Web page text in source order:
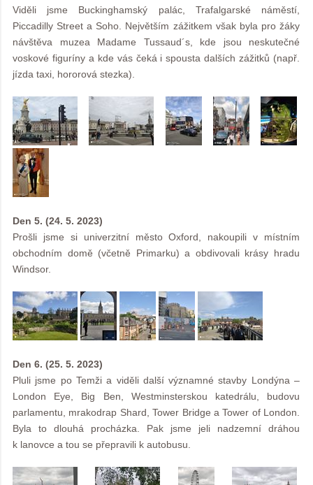
Viděli jsme Buckinghamský palác, Trafalgarské náměstí,
Piccadilly Street a Soho. Největším zážitkem však byla pro žáky
návštěva muzea Madame Tussaud´s, kde jsou neskutečné
voskové figuríny a kde vás čeká i spousta dalších zážitků (např.
jízda taxi, hororová stezka).
Den 5. (24. 5. 2023)
Prošli jsme si univerzitní město Oxford, nakoupili v místním
obchodním domě (včetně Primarku) a obdivovali krásy hradu
Windsor.
Den 6. (25. 5. 2023)
Pluli jsme po Temži a viděli další významné stavby Londýna –
London Eye, Big Ben, Westminsterskou katedrálu, budovu
parlamentu, mrakodrap Shard, Tower Bridge a Tower of London.
Byla to dlouhá procházka. Pak jsme jeli nadzemní dráhou
k lanovce a tou se přepravili k autobusu.